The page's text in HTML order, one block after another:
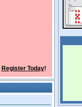
Register Today!